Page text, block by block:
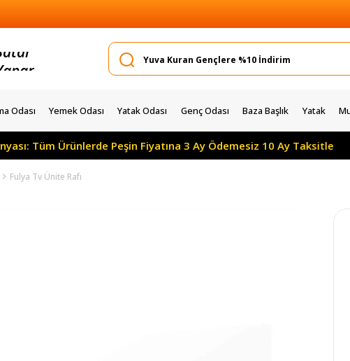
Odası Yemek Odası Yatak Odası Genç Odası Baza Başlık Yatak
Tüm Ürünlerde Peşin Fiyatına 3 Ay Ödemesiz 10 Ay Taksitle
Fulya Tv Ünite Rafı